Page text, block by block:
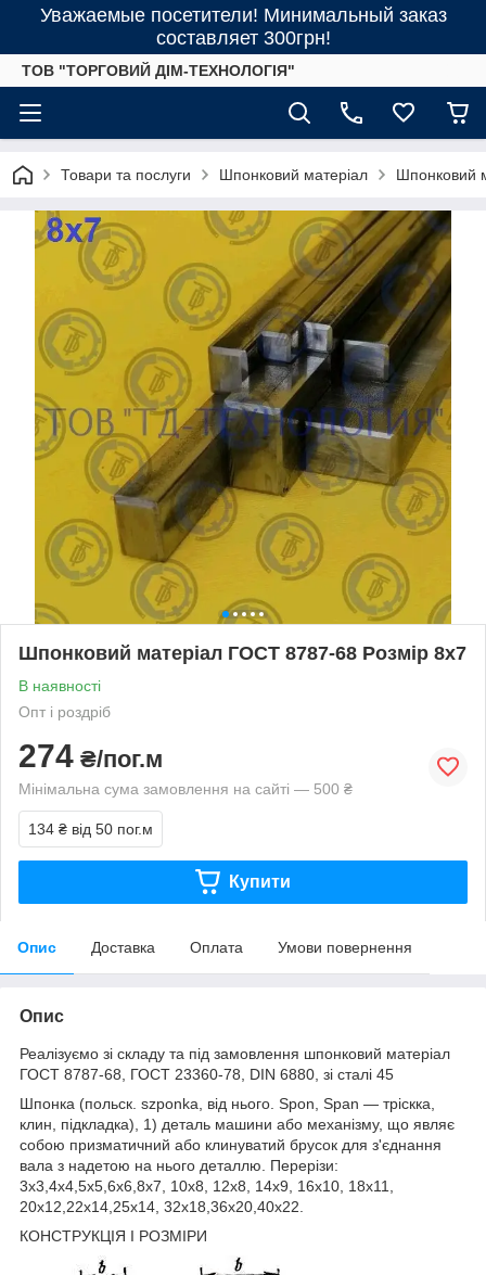
Уважаемые посетители! Минимальный заказ
составляет 300грн!
ТОВ "ТОРГОВИЙ ДІМ-ТЕХНОЛОГІЯ"
Товари та послуги Шпонковий матеріал Шпонковий
Шпонковий матеріал ГОСТ 8787-68 Розмір 8х7
В наявності
Опт і роздріб
274 ₴/пог.м
Мінімальна сума замовлення на сайті — 500 ₴
134 ₴ від 50 пог.м
Купити
Опис Доставка Оплата Умови повернення
Опис
Реалізуємо зі складу та під замовлення шпонковий матеріал
ГОСТ 8787-68, ГОСТ 23360-78, DIN 6880, зі сталі 45
Шпонка (польск. szponka, від нього. Spon, Span — тріскка,
клин, підкладка), 1) деталь машини або механізму, що являє
собою призматичний або клинуватий брусок для з'єднання
вала з надетою на нього деталлю. Перерізи:
3х3,4х4,5х5,6х6,8х7, 10х8, 12х8, 14х9, 16х10, 18х11,
20х12,22х14,25х14, 32х18,36х20,40х22.
КОНСТРУКЦІЯ І РОЗМІРИ